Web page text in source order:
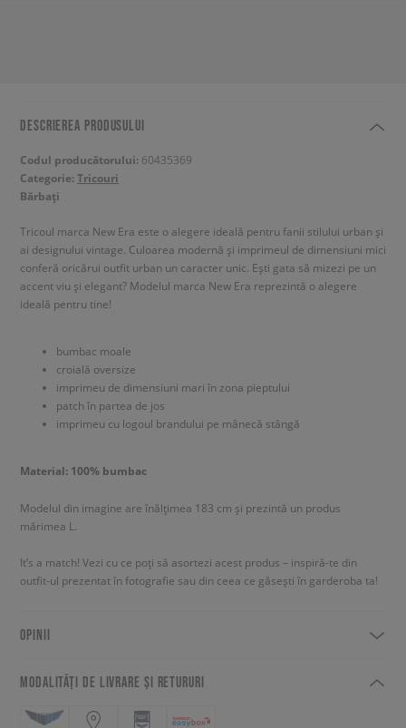
DESCRIEREA PRODUSULUI
Codul producătorului: 60435369
Categorie:Tricouri
Bărbați
Tricoul marca New Era este o alegere ideală pentru fanii stilului urban și
ai designului vintage. Culoarea modernă și imprimeul de dimensiuni mici
conferă oricărui outfit urban un caracter unic. Ești gata să mizezi pe un
accent viu și elegant? Modelul marca New Era reprezintă o alegere
ideală pentru tine!
bumbac moale
croială oversize
imprimeu de dimensiuni mari în zona pieptului
patch în partea de jos
imprimeu cu logoul brandului pe mânecă stângă
Material: 100% bumbac
Modelul din imagine are înălțimea 183 cm și prezintă un produs
mărimea L.
It’s a match! Vezi cu ce poți să asortezi acest produs – inspiră-te din
outfit-ul prezentat în fotografie sau din ceea ce găsești în garderoba ta!
OPINII
MODALITĂȚI DE LIVRARE ȘI RETURURI